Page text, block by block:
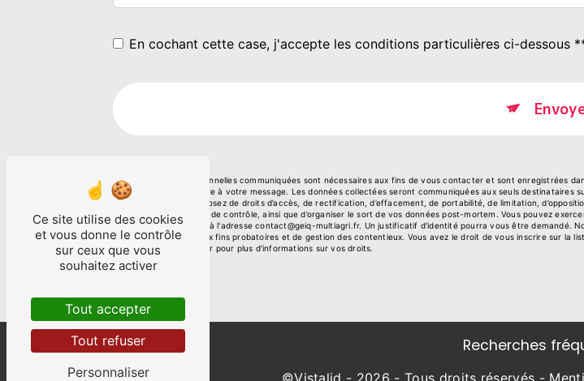
En cochant cette case, j'accepte les conditions particulières ci-dessous
** Les données personnelles communiquées sont nécessaires aux fins de vous contacter et sont enregistrées
le seul but de répondre à votre message. Les données collectées seront communiquées aux seuls destinataires
multiagri.fr. Vous disposez de droits d’accès, de rectification, d’effacement, de portabilité, de limitation,
auprès d’une autorité de contrôle, ainsi que d’organiser le sort de vos données post-mortem. Vous pouvez
courrier électronique à l'adresse contact@geiq-multiagri.fr. Un justificatif d'identité pourra vous être demandé.
prescription légale aux fins probatoires et de gestion des contentieux. Vous avez le droit de vous inscrire sur la
Consultez le site cnil.fr pour plus d’informations sur vos droits.
Recherches
©Vistalid - 2026 - Tous droits réservés -
Ce site utilise des cookies
et vous donne le contrôle
sur ceux que vous
souhaitez activer
Tout accepter
Tout refuser
Personnaliser